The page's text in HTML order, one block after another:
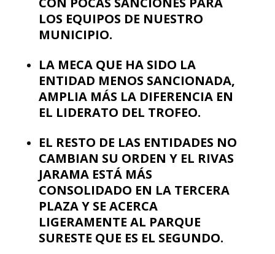
LOS EQUIPOS DE NUESTRO
MUNICIPIO.
LA MECA QUE HA SIDO LA
ENTIDAD MENOS SANCIONADA,
AMPLIA MÁS LA DIFERENCIA EN
EL LIDERATO DEL TROFEO.
EL RESTO DE LAS ENTIDADES NO
CAMBIAN SU ORDEN Y EL RIVAS
JARAMA ESTÁ MÁS
CONSOLIDADO EN LA TERCERA
PLAZA Y SE ACERCA
LIGERAMENTE AL PARQUE
SURESTE QUE ES EL SEGUNDO.